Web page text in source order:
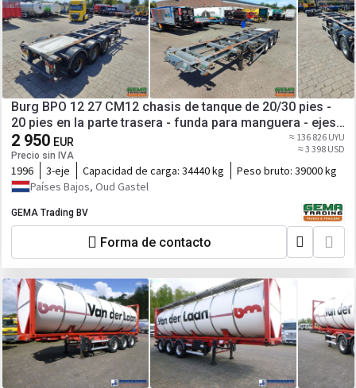
Burg BPO 12 27 CM12 chasis de tanque de 20/30 pies -
20 pies en la parte trasera - funda para manguera - ejes
bpw freno de tambor
2 950 EUR
Precio sin IVA
≈ 136 826 UYU
≈ 3 398 USD
1996 3-eje Capacidad de carga: 34440 kg Peso bruto: 39000 kg
Países Bajos, Oud Gastel
GEMA Trading BV
Forma de contacto